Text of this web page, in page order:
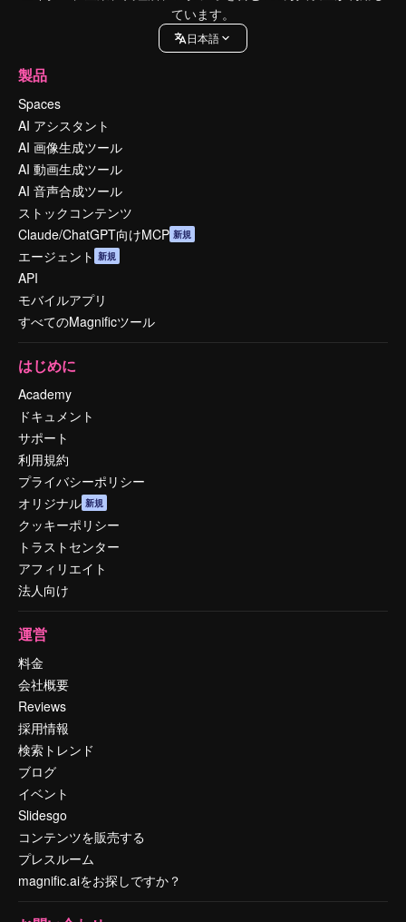
ています。
日本語
製品
Spaces
AI アシスタント
AI 画像生成ツール
AI 動画生成ツール
AI 音声合成ツール
ストックコンテンツ
Claude/ChatGPT向けMCP 新規
エージェント 新規
API
モバイルアプリ
すべてのMagnificツール
はじめに
Academy
ドキュメント
サポート
利用規約
プライバシーポリシー
オリジナル 新規
クッキーポリシー
トラストセンター
アフィリエイト
法人向け
運営
料金
会社概要
Reviews
採用情報
検索トレンド
ブログ
イベント
Slidesgo
コンテンツを販売する
プレスルーム
magnific.aiをお探しですか？